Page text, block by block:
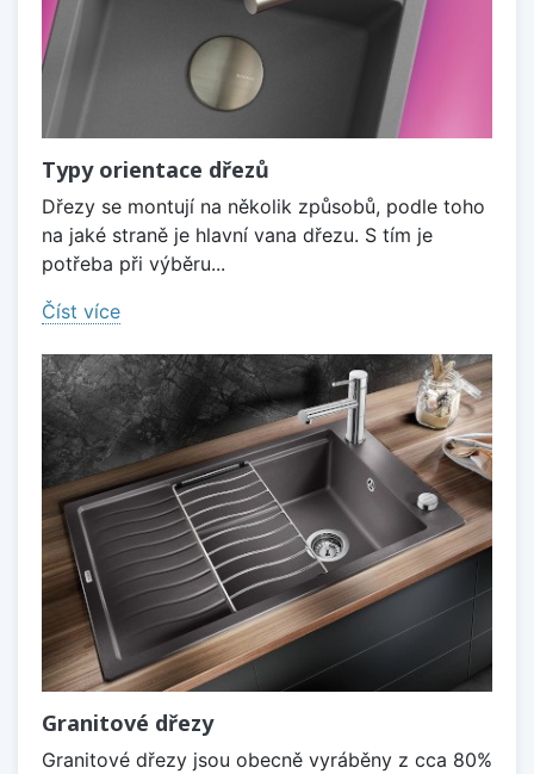
Typy orientace dřezů
Dřezy se montují na několik způsobů, podle toho
na jaké straně je hlavní vana dřezu. S tím je
potřeba při výběru...
Číst více
Granitové dřezy
Granitové dřezy jsou obecně vyráběny z cca 80%